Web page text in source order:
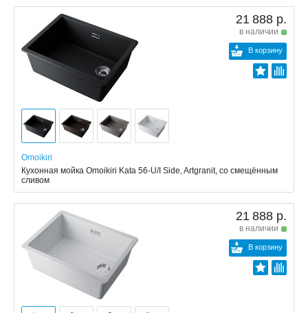
21 888 р.
в наличии
В корзину
Omoikiri
Кухонная мойка Omoikiri Kata 56-U/I Side, Artgranit, со смещённым
сливом
21 888 р.
в наличии
В корзину